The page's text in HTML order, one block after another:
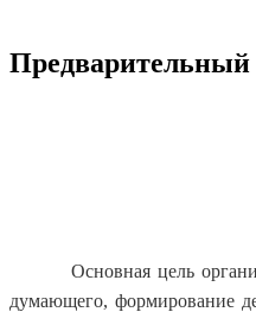
Предварительный
Основная цель
думающего, формирование